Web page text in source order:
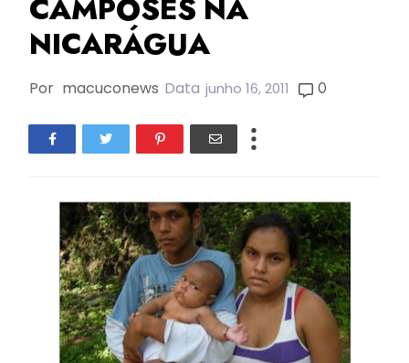
CAMPOSES NA
NICARÁGUA
Por macuconews Data junho 16, 2011 0